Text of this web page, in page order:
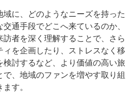
に、どのようなニーズを持った
通手段でどこへ来ているのか、
訪者を深く理解することで、さら
ィを企画したり、ストレスなく移
討するなど、より価値の高い旅
、地域のファンを増やす取り組
す。